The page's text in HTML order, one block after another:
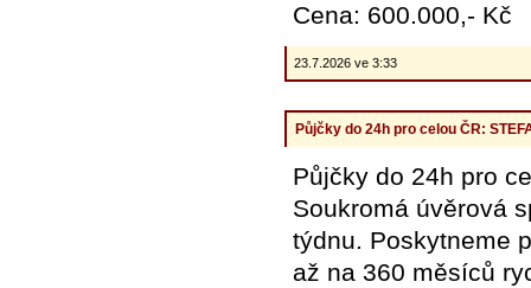
Cena: 600.000,- Kč
23.7.2026 ve 3:33
Půjčky do 24h pro celou ČR:
Půjčky do 24h pro
Soukromá úvěrová
týdnu. Poskytneme
až na 360 měsíců